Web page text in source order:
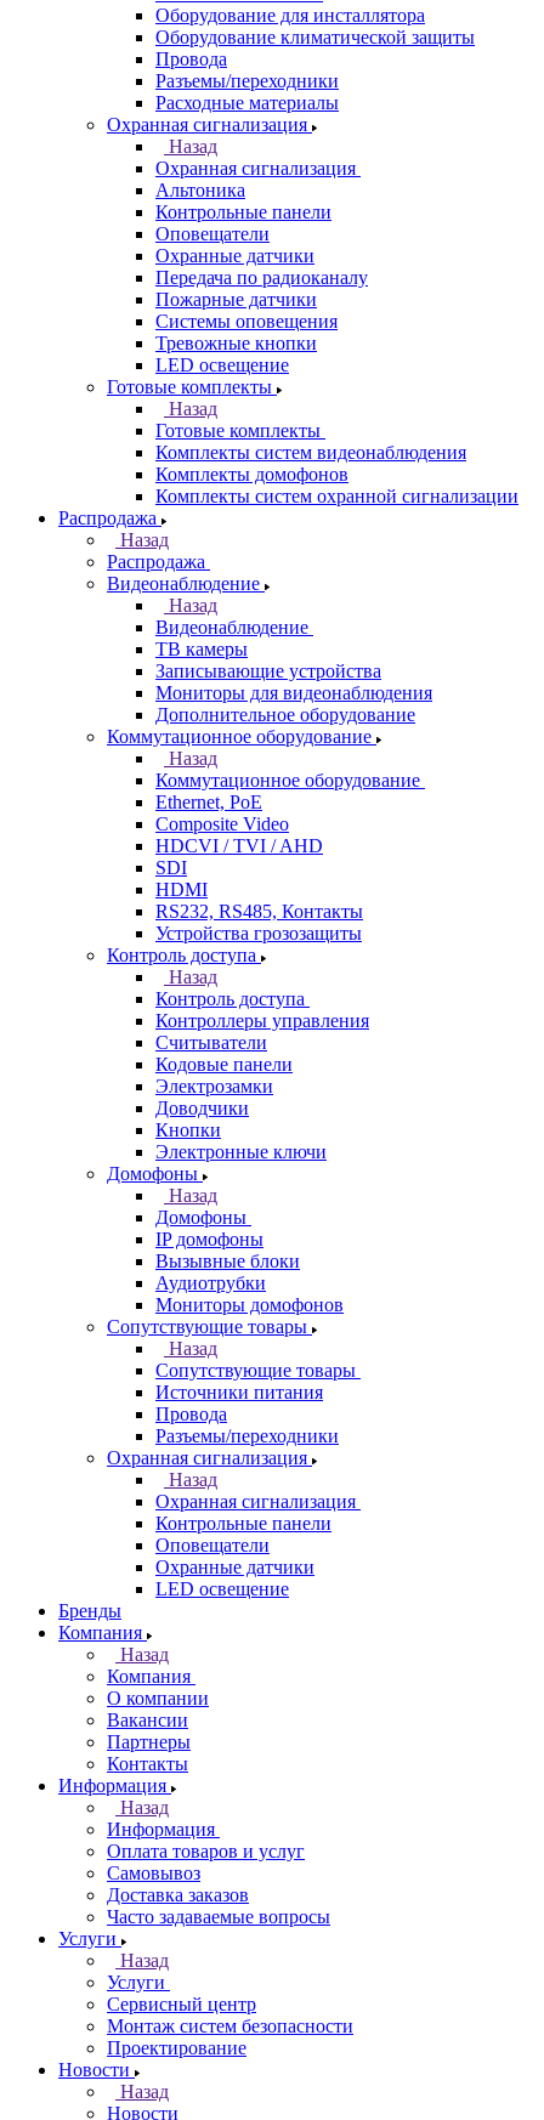
Оборудование для инсталлятора
Оборудование климатической защиты
Провода
Разъемы/переходники
Расходные материалы
Охранная сигнализация
Назад
Охранная сигнализация
Альтоника
Контрольные панели
Оповещатели
Охранные датчики
Передача по радиоканалу
Пожарные датчики
Системы оповещения
Тревожные кнопки
LED освещение
Готовые комплекты
Назад
Готовые комплекты
Комплекты систем видеонаблюдения
Комплекты домофонов
Комплекты систем охранной сигнализации
Распродажа
Назад
Распродажа
Видеонаблюдение
Назад
Видеонаблюдение
ТВ камеры
Записывающие устройства
Мониторы для видеонаблюдения
Дополнительное оборудование
Коммутационное оборудование
Назад
Коммутационное оборудование
Ethernet, PoE
Composite Video
HDCVI / TVI / AHD
SDI
HDMI
RS232, RS485, Контакты
Устройства грозозащиты
Контроль доступа
Назад
Контроль доступа
Контроллеры управления
Считыватели
Кодовые панели
Электрозамки
Доводчики
Кнопки
Электронные ключи
Домофоны
Назад
Домофоны
IP домофоны
Вызывные блоки
Аудиотрубки
Мониторы домофонов
Сопутствующие товары
Назад
Сопутствующие товары
Источники питания
Провода
Разъемы/переходники
Охранная сигнализация
Назад
Охранная сигнализация
Контрольные панели
Оповещатели
Охранные датчики
LED освещение
Бренды
Компания
Назад
Компания
О компании
Вакансии
Партнеры
Контакты
Информация
Назад
Информация
Оплата товаров и услуг
Самовывоз
Доставка заказов
Часто задаваемые вопросы
Услуги
Назад
Услуги
Сервисный центр
Монтаж систем безопасности
Проектирование
Новости
Назад
Новости